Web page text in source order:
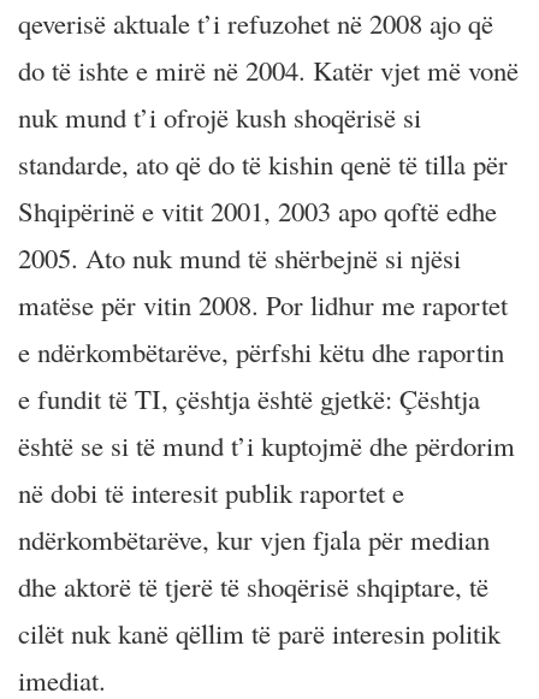
qeverisë aktuale t’i refuzohet në 2008 ajo që
do të ishte e mirë në 2004. Katër vjet më vonë
nuk mund t’i ofrojë kush shoqërisë si
standarde, ato që do të kishin qenë të tilla për
Shqipërinë e vitit 2001, 2003 apo qoftë edhe
2005. Ato nuk mund të shërbejnë si njësi
matëse për vitin 2008. Por lidhur me raportet
e ndërkombëtarëve, përfshi këtu dhe raportin
e fundit të TI, çështja është gjetkë: Çështja
është se si të mund t’i kuptojmë dhe përdorim
në dobi të interesit publik raportet e
ndërkombëtarëve, kur vjen fjala për median
dhe aktorë të tjerë të shoqërisë shqiptare, të
cilët nuk kanë qëllim të parë interesin politik
imediat.